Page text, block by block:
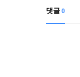
댓글 0